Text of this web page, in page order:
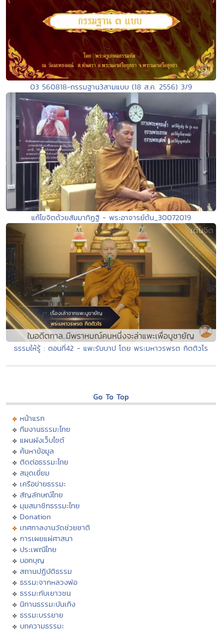
03 560818-กรรมฐาน3สามแบบ (18 ส.ค. 2556) 3/9
แก้ไขจิตด้วยสัมมาทิฏฐิ - พระอาจารย์ต้น_30072019
ธรรมให้รู้ : ตอนที่42 - แพะรับบาป โดย พระมหาวรพรต กิตติวโร
Go To Top
หน้าแรก
ทีมงานธรรมะไทย
แผนผังเว็บไซต์
ค้นหาข้อมูล
ติดต่อธรรมะไทย
สมุดเยี่ยม
เครือข่ายธรรมะ
สัญลักษณ์ไทย
มุมสมาชิกธรรมะไทย
Donation
เทศกาลงานวัดช่วยชาติ
การเผยแผ่ศาสนา
ประเพณีไทย
บอกบุญ
สถานปฏิบัติธรรม
ธรรมะจากหลวงพ่อ
ธรรมะกับเยาวชน
นิทานธรรมะบันเทิง
ธรรมะบรรยาย
บทความธรรมะ